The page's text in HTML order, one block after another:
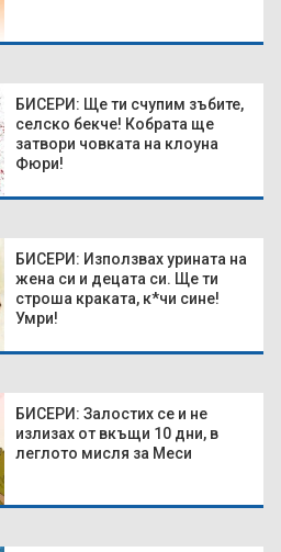
БИСЕРИ: Ще ти счупим зъбите,
селско бекче! Кобрата ще
затвори човката на клоуна
Фюри!
БИСЕРИ: Използвах урината на
жена си и децата си. Ще ти
строша краката, к*чи сине!
Умри!
БИСЕРИ: Залостих се и не
излизах от вкъщи 10 дни, в
леглото мисля за Меси